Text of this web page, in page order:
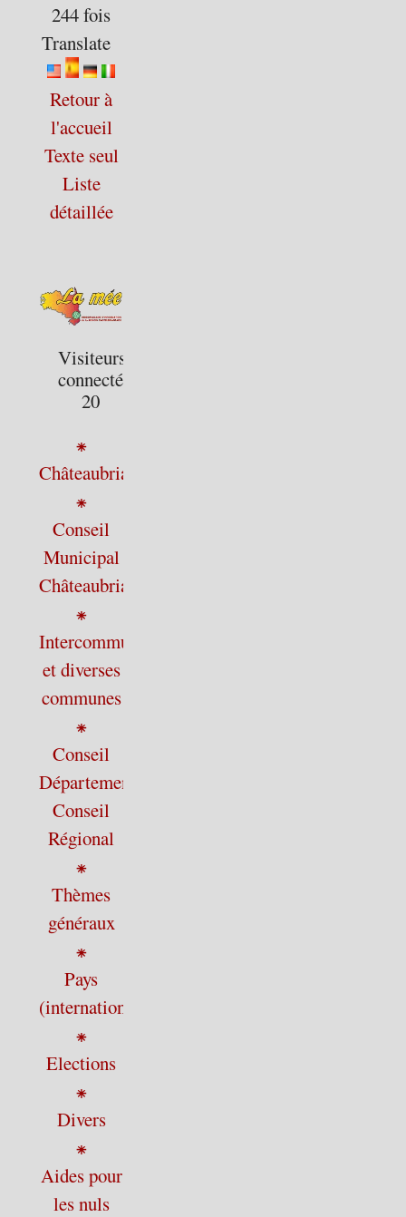
244 fois
Translate
Retour à
l'accueil
Texte seul
Liste
détaillée
Visiteurs
connectés :
20
⁕
Châteaubriant
⁕
Conseil
Municipal
Châteaubriant
⁕
Intercommunalité
et diverses
communes
⁕
Conseil
Départemental,
Conseil
Régional
⁕
Thèmes
généraux
⁕
Pays
(international)
⁕
Elections
⁕
Divers
⁕
Aides pour
les nuls